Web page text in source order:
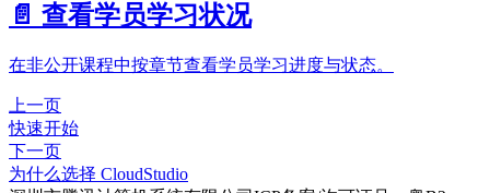
📄️ 查看学员学习状况
在非公开课程中按章节查看学员学习进度与状态。
上一页
快速开始
下一页
为什么选择 CloudStudio